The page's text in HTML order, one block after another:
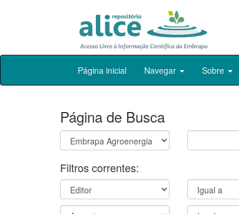
Skip
Página inicial Navegar Sobre
Página de Busca
Filtros correntes: